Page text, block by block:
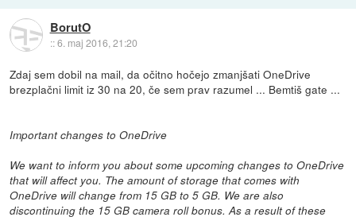
BorutO
::6. maj 2016, 21:20
Zdaj sem dobil na mail, da očitno hočejo zmanjšati OneDrive
brezplačni limit iz 30 na 20, če sem prav razumel ... Bemtiš gate ...
Important changes to OneDrive
We want to inform you about some upcoming changes to OneDrive
that will affect you. The amount of storage that comes with
OneDrive will change from 15 GB to 5 GB. We are also
discontinuing the 15 GB camera roll bonus. As a result of these